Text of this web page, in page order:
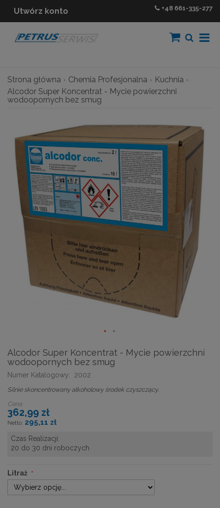
Utwórz konto +48 661-335-277
Strona główna Chemia Profesjonalna
Kuchnia
Alcodor Super Koncentrat - Mycie powierzchni
wodoopornych bez smug
Alcodor Super Koncentrat - Mycie powierzchni
wodoopornych bez smug
Numer Katalogowy: 2002
Silnie skoncentrowany alkoholowy środek czyszczący.
Cena
362,99 zł
295,11 zł
Czas Realizacji:
20 do 30 dni roboczych
Litraż